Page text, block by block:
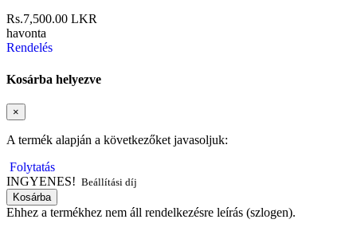
Rs.7,500.00 LKR
havonta
Rendelés
Kosárba helyezve
×
A termék alapján a következőket javasoljuk:
Folytatás
INGYENES! Beállítási díj
Kosárba
Ehhez a termékhez nem áll rendelkezésre leírás (szlogen).